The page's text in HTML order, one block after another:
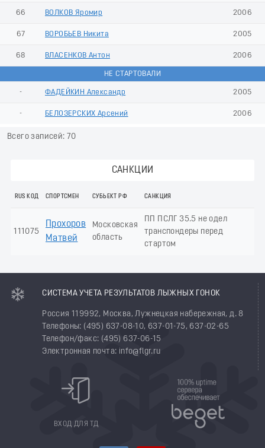
66 ВОЛКОВ Яромир 2006
67 ВОРОБЬЕВ Никита 2005
68 ВЛАСЕНКОВ Антон 2006
НЕ СТАРТОВАЛИ
- ФАДЕЙКИН Александр 2005
- БЕЛОЗЕРСКИХ Арсений 2006
Всего записей: 70
САНКЦИИ
RUS КОД СПОРТСМЕН СУБЬЕКТ РФ САНКЦИЯ
111075
Прохоров
Матвей
Московская
область
ПП ПСЛГ 35.5 не одел
транспондеры перед
стартом
СИСТЕМА УЧЕТА РЕЗУЛЬТАТОВ ЛЫЖНЫХ ГОНОК
Россия 119992, Москва, Лужнецкая набережная, д. 8
Телефоны: (495) 637-08-10, 637-01-75, 637-02-65
Телефон/факс: (495) 637-06-15
Электронная почта: info@flgr.ru
ВХОД ДЛЯ ТД